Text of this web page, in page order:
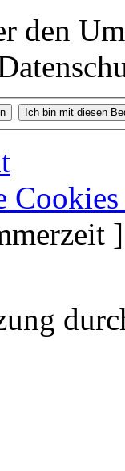
den
Cookies
]